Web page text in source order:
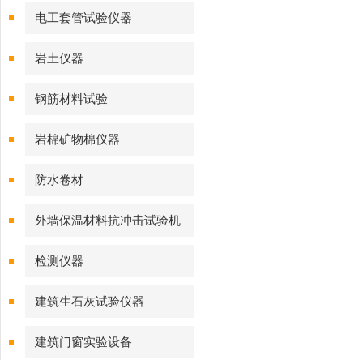
电工套管试验仪器
岩土仪器
钢筋材料试验
岩棉矿物棉仪器
防水卷材
外墙保温材料抗冲击试验机
检测仪器
建筑生石灰试验仪器
建筑门窗实验设备